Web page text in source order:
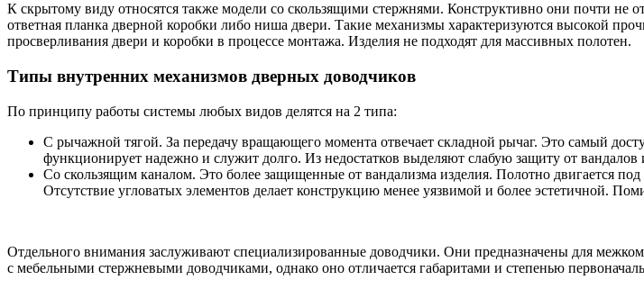
К скрытому виду относятся также модели со скользящими стержнями. Конструктивно они почти
ответная планка дверной коробки либо ниша двери. Такие механизмы характеризуются высокой
просверливания двери и коробки в процессе монтажа. Изделия не подходят для массивных полотен.
Типы внутренних механизмов дверных доводчиков
По принципу работы системы любых видов делятся на 2 типа:
С рычажной тягой. За передачу вращающего момента отвечает складной рычаг. Это самый
функционирует надежно и служит долго. Из недостатков выделяют слабую защиту от вандалов
Со скользящим каналом. Это более защищенные от вандализма изделия. Полотно двигается
Отсутствие угловатых элементов делает конструкцию менее уязвимой и более эстетичной.
Отдельного внимания заслуживают специализированные доводчики. Они предназначены для
с мебельными стержневыми доводчиками, однако оно отличается габаритами и степенью